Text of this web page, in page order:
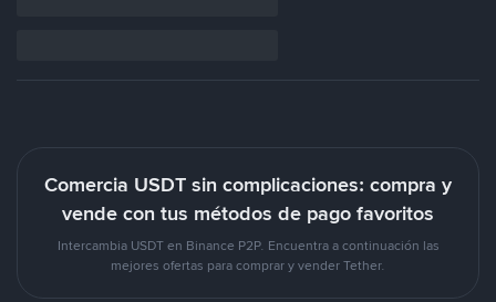
Comercia USDT sin complicaciones: compra y
vende con tus métodos de pago favoritos
Intercambia USDT en Binance P2P. Encuentra a continuación las
mejores ofertas para comprar y vender Tether.